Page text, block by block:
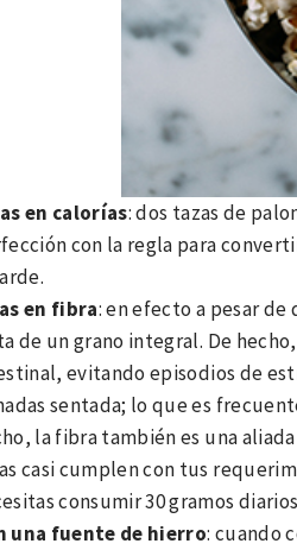
en calorías: dos tazas de
con la regla para
en fibra: en efecto a pesar
de un grano integral. De
evitando episodios de
sentada; lo que es
la fibra también es una
casi cumplen con tus
consumir 30 gramos
una fuente de hierro: cuando